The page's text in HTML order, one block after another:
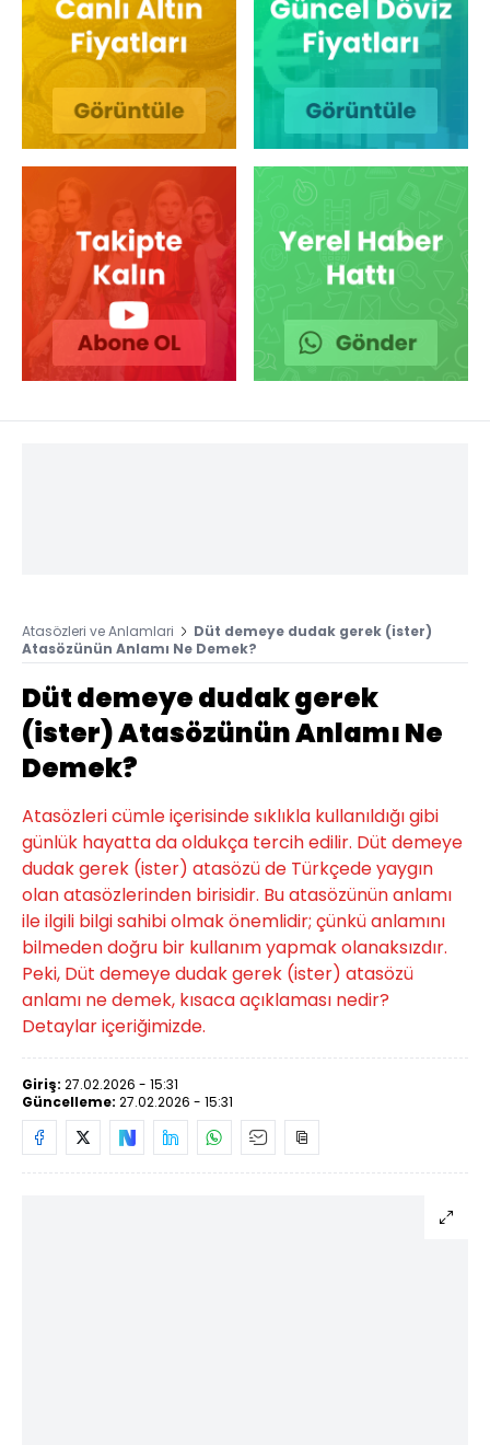
Atasözleri ve Anlamlari
Düt demeye dudak gerek (ister)
Atasözünün Anlamı Ne Demek?
Düt demeye dudak gerek
(ister) Atasözünün Anlamı Ne
Demek?
Atasözleri cümle içerisinde sıklıkla kullanıldığı gibi
günlük hayatta da oldukça tercih edilir. Düt demeye
dudak gerek (ister) atasözü de Türkçede yaygın
olan atasözlerinden birisidir. Bu atasözünün anlamı
ile ilgili bilgi sahibi olmak önemlidir; çünkü anlamını
bilmeden doğru bir kullanım yapmak olanaksızdır.
Peki, Düt demeye dudak gerek (ister) atasözü
anlamı ne demek, kısaca açıklaması nedir?
Detaylar içeriğimizde.
Giriş: 27.02.2026 - 15:31
Güncelleme: 27.02.2026 - 15:31